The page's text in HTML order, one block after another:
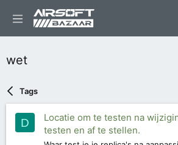
wet
Tags
D
Locatie om te testen na
testen en af te stellen.